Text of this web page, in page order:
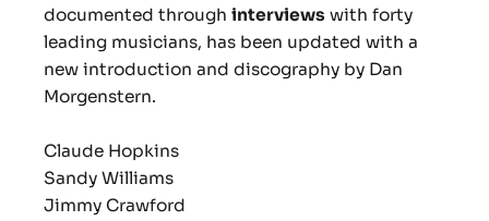
documented through interviews with forty
leading musicians, has been updated with a
new introduction and discography by Dan
Morgenstern.
Claude Hopkins
Sandy Williams
Jimmy Crawford